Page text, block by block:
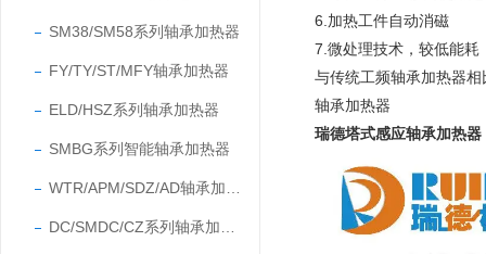
SM38/SM58系列轴承加热器
FY/TY/ST/MFY轴承加热器
ELD/HSZ系列轴承加热器
SMBG系列智能轴承加热器
6.加热工件自动消磁
7.微处理技术，较低能耗
与传统工频轴承加热器
轴承加热器
瑞德塔式感应轴承加热器